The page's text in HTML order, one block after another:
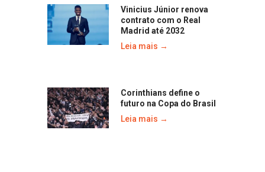
Vinicius Júnior renova
contrato com o Real
Madrid até 2032
Leia mais →
Corinthians define o
futuro na Copa do Brasil
Leia mais →